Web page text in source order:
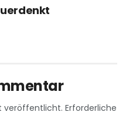
veröffentlicht. Erforderliche